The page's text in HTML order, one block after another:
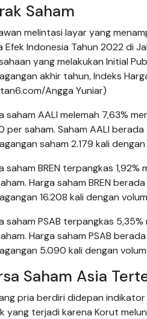
Saham
melintasi layar yang
Efek Indonesia Tahun 2022 di
yang melakukan Initial
akhir tahun, Indeks
Angga Yuniar)
saham AALI melemah 7,63%
per saham. Saham AALI
saham 2.179 kali
saham BREN terpangkas
Harga saham BREN
16.208 kali dengan
saham PSAB terpangkas
Harga saham PSAB
5.090 kali dengan
Saham Asia
pria berdiri didepan
yang terjadi karena Korut